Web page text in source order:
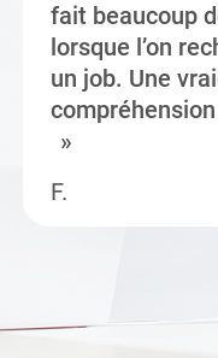
fait beaucoup
lorsque l’on
un job. Une
F.